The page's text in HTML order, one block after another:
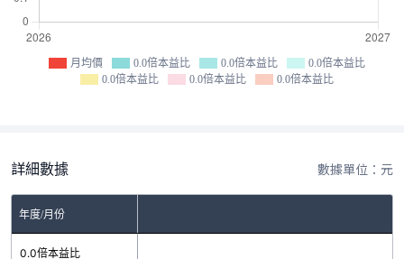
月均價 0.0倍本益比 0.0倍本益比
0.0倍本益比
0.0倍本益比
0.0倍本益比 0.0倍本益比
詳細數據 數據單位：元
年度/月份
0.0倍本益比